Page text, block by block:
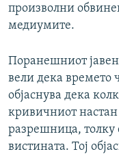
произволни
медиумите.
Поранешниот
вели дека времето
објаснува дека
кривичниот настан
разрешница, толку
вистината. Тој